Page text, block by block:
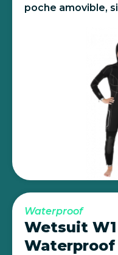
poche amovible,
Waterproof
Wetsuit
Waterproof